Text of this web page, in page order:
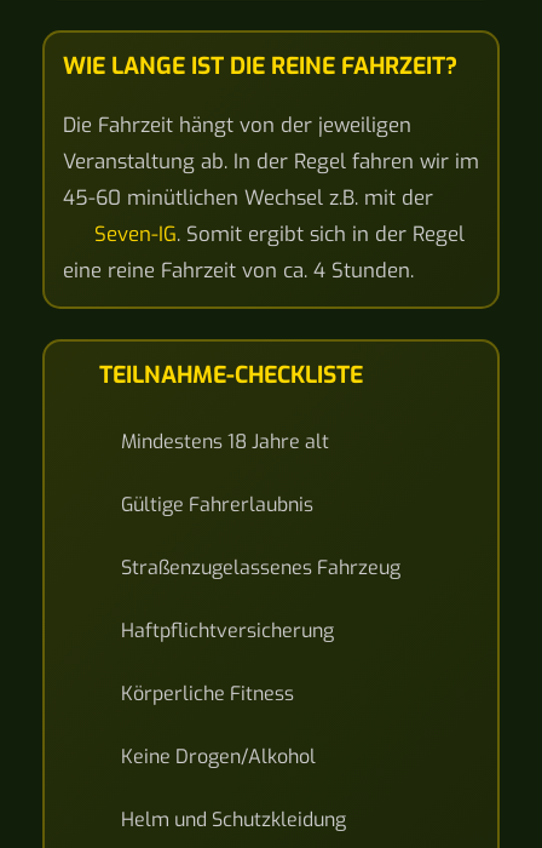
WIE LANGE IST DIE REINE FAHRZEIT?
Die Fahrzeit hängt von der jeweiligen
Veranstaltung ab. In der Regel fahren wir im
45-60 minütlichen Wechsel z.B. mit der
Seven-IG. Somit ergibt sich in der Regel
eine reine Fahrzeit von ca. 4 Stunden.
TEILNAHME-CHECKLISTE
Mindestens 18 Jahre alt
Gültige Fahrerlaubnis
Straßenzugelassenes Fahrzeug
Haftpflichtversicherung
Körperliche Fitness
Keine Drogen/Alkohol
Helm und Schutzkleidung